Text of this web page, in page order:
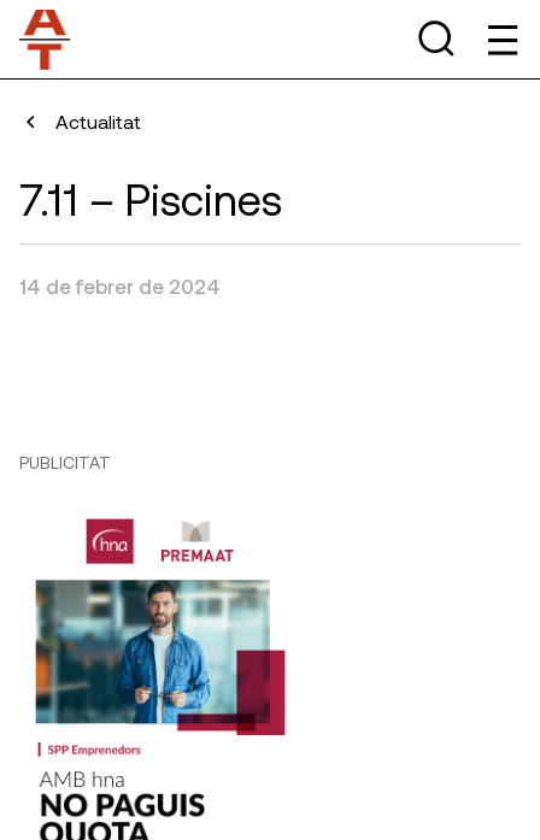
Actualitat
7.11 – Piscines
14 de febrer de 2024
PUBLICITAT